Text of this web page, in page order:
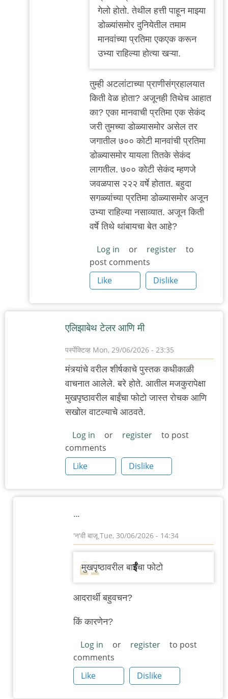
(अतिअवांतर)
by
'न'वी
बाजू
गेलो होतो. तेथील हत्ती पाहून माझ्या
डोळ्यांसमोर दुनियेतील तमाम
मानवांच्या प्रतिमा एकएक करून
उभ्या राहिल्या होत्या खऱ्या.
तुम्ही अटलांटाच्या प्राणीसंग्रहालयात
किती वेळ होता? अजूनही तिथेच आहात
का? एका मानवाची प्रतिमा एक सेकंद
जरी तुमच्या डोळ्यासमोर असेल तर
जगातील ७०० कोटी मानवांची प्रतिमा
डोळ्यासमोर यायला तितके सेकंद
लागतील. ७०० कोटी सेकंद म्हणजे
जवळपास २२२ वर्षे होतात. बहुदा
सगळ्यांच्या प्रतिमा डोळ्यासमोर अजून
उभ्या राहिल्या नसाव्यात. अजून किती
वर्षे तिथे थांबायचा बेत आहे?
Log in or register
to
post comments
Like
Dislike
एलिझाबेथ टेलर आणि मी
पर्स्पेक्टिव्ह Mon, 29/06/2026 - 23:35
मंत्र्यांचे वरील शीर्षकाचे पुस्तक कधीकाळी
वाचनात आलेले. बरे होते. आतील मजकुरापेक्षा
मुखपृष्ठावरील बाईंचा फोटो जास्त रोचक आणि
सखोल वाटल्याचे आठवते.
Log in or register
to post
comments
Like
Dislike
…
'न'वी बाजूTue, 30/06/2026 - 14:34
reply
to
एलिझाबेथ
आणि
by
पर्स्पेक्टिव्ह
मुखपृष्ठावरील बाईंचा फोटो
आदरार्थी बहुवचन?
किं कारणेन?
Log in or register
to post
comments
Like
Dislike